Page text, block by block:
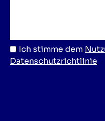
Ich stimme dem
Datenschutzrichtlinie